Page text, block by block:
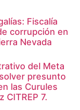
Fiscalía
corrupción en
Nevada
del Meta
presunto
las Curules
CITREP 7.